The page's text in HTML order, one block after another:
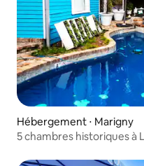
Hébergement ⋅ Marigny
5 chambres historiques à